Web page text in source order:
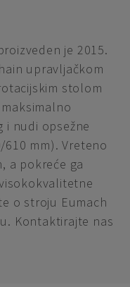
je 2015.
upravljačkom
stolom
i nudi opsežne
610 mm). Vreteno
a pokreće ga
o stroju Eumach
Kontaktirajte nas